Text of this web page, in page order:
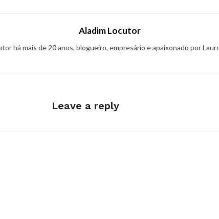
Aladim Locutor
há mais de 20 anos, blogueiro, empresário e apaixonado por
Leave a reply